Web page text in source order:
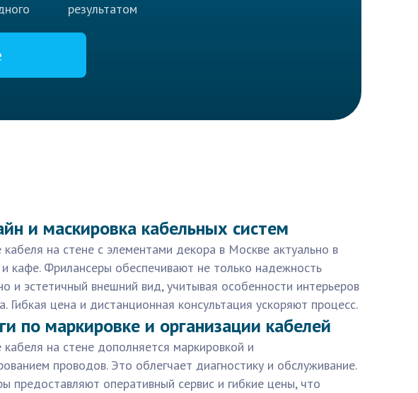
результатом
и маскировка кабельных систем
кабеля на стене с элементами декора в Москве актуально в
и кафе. Фрилансеры обеспечивают не только надежность
и эстетичный внешний вид, учитывая особенности интерьеров
Гибкая цена и дистанционная консультация ускоряют процесс.
по маркировке и организации кабелей
кабеля на стене дополняется маркировкой и
проводов. Это облегчает диагностику и обслуживание.
предоставляют оперативный сервис и гибкие цены, что